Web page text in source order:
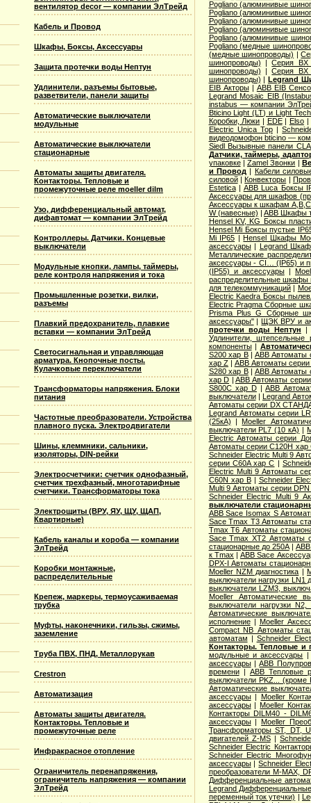
вентилятор decor — компании ЭлТрейд
Кабель и Провод
Шкафы, Боксы, Аксессуары
Защита протечки воды Нептун
Удлинители, разъемы бытовые,
разветвители, панели защиты
Автоматические выключатели
модульные
Автоматические выключатели
стационарные
Автоматы защиты двигателя.
Контакторы. Тепловые и
промежуточные реле moeller dilm
Узо, дифференциальный автомат,
дифавтомат — компании ЭлТрейд
Контроллеры. Датчики. Концевые
выключатели
Модульные кнопки, лампы, таймеры,
реле контроля напряжения и тока
Промышленные розетки, вилки,
разъемы
Плавкий предохранитель, плавкие
вставки — компании ЭлТрейд
Светосигнальная и управляющая
арматура. Кнопочные посты.
Кулачковые переключатели
Трансформаторы напряжения. Блоки
питания
Частотные преобразователи. Устройства
плавного пуска. Электродвигатели
Шины, клеммники, сальники,
изоляторы, DIN-рейки
Электросчетчики: счетчик однофазный,
счетчик трехфазный, многотарифные
счетчики. Трансформаторы тока
Электрощиты (ВРУ, ЯУ, ЩУ, ЩАП,
Квартирные)
Кабель каналы и короба — компании
ЭлТрейд
Коробки монтажные,
распределительные
Крепеж, маркеры, термоусаживаемая
трубка
Муфты, наконечники, гильзы, сжимы,
заземление
Труба ПВХ, ПНД, Металлорукав
Crestron
Автоматизация
Автоматы защиты двигателя.
Контакторы. Тепловые и
промежуточные реле
Инфракрасное отопление
Ограничитель перенапряжения,
ограничитель напряжения — компании
ЭлТрейд
Pogliano (алюминивые
Pogliano (алюминивые
Pogliano (алюминивые
Pogliano (алюминивые
Pogliano (алюминивые
Pogliano (медные
(медные шинопроводы) |
шинопроводы) |Серия ВХ
шинопроводы) |Серия ВХ
шинопроводы) | Legrand
EIB Акторы| ABB EIB
Legrand Mosaic ЕIB
instabus — компании
Bticino Light (LT) и Light
Коробки, Люки | EDE| Elso|
Electric Unica Top|
видеодомофон bticino —
Siedl Вызывные панели
Датчики, таймеры,
упаковке|Zamel Звонки |
и Провод | Кабели
силовой|Конвекторы |
Estetica| ABB Luca Боксы
Аксессуары для шкафов
Аксессуары к шкафам
W (навесные) |ABB Шкафы
Hensel KV, KG Боксы
Hensel Mi Боксы пустые
Mi IP65 |Hensel Шкафы
аксессуары| Legrand
Металлические
аксессуары - CI… (IP65) и
(IP55) и аксессуары|
распределительные
для телекоммуникаций|
Electric Kaedra Боксы
Electric Pragma Сборные
Prisma Plus G Сборные
аксессуары"|ЩЭК ВРУ и
протечки воды Нептун
Удлинители, штепсельные
компоненты|
S200 хар B| ABB Автоматы
хар Z| ABB Автоматы
S280 хар B| ABB Автоматы
хар D | ABB Автоматы
S800C хар D|ABB
выключатели| Legrand
Автоматы серии DX
Legrand Автоматы серии
(25кА) |Moeller
выключатели PL7 (10 кА) |
Electric Aвтоматы серии
Автоматы серии C120H хар
Schneider Electric Multi 9
серии C60A хар C |
Electric Multi 9 Автоматы
C60N хар B| Schneider
Multi 9 Автоматы серии
Schneider Electric Multi 9
выключатели
ABB Sace Isomax S
Sace Tmax T3 Автоматы
Tmax T6 Автоматы
Sace Tmax XT2 Автоматы
стационарные до 250А|
к Tmax | ABB Sace
DPX-I Автоматы
Moeller NZM диагностика |
выключатели нагрузки LN1
выключатели LZM3,
Moeller Автоматические
выключатели нагрузки
Автоматические
исполнение| Moeller
Compact NB Автоматы
автоматам | Schneider
Контакторы. Тепловые и
модульные и аксессуары
аксессуары|ABB
времени| ABB Тепловые
выключатели PKZ... (кроме
Автоматические
аксессуары| Moeller
аксессуары|Moeller
Контакторы DILM40 -
аксессуары|Moeller
Трансформаторы ST, DT,
двигателей Z-MS|
Schneider Electric
Schneider Electric
аксессуары|Schneider
преобразователи M-MAX,
Дифференциальные
Legrand
переменный ток утечки) |